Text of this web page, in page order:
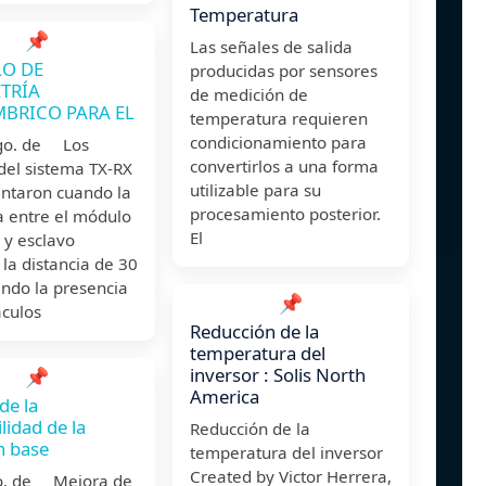
📌
DE
PARA EL
de Los
sistema TX-RX
cuando la
entre el módulo
esclavo
distancia de 30
la presencia
📌
la
de la
base
de Mejora de
Temperatura
Las señales de salida
producidas por sensores
de medición de
temperatura requieren
condicionamiento para
convertirlos a una forma
utilizable para su
procesamiento posterior.
El
📌
Reducción de la
temperatura del
inversor : Solis North
America
Reducción de la
temperatura del inversor
Created by Victor Herrera,